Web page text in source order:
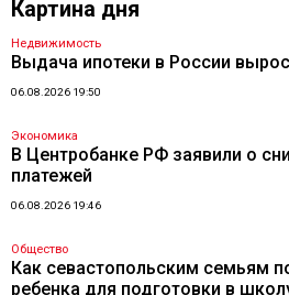
Картина дня
Недвижимость
Выдача ипотеки в России
06.08.2026 19:50
Экономика
В Центробанке РФ заявили о
платежей
06.08.2026 19:46
Общество
Как севастопольским семьям
ребенка для подготовки в